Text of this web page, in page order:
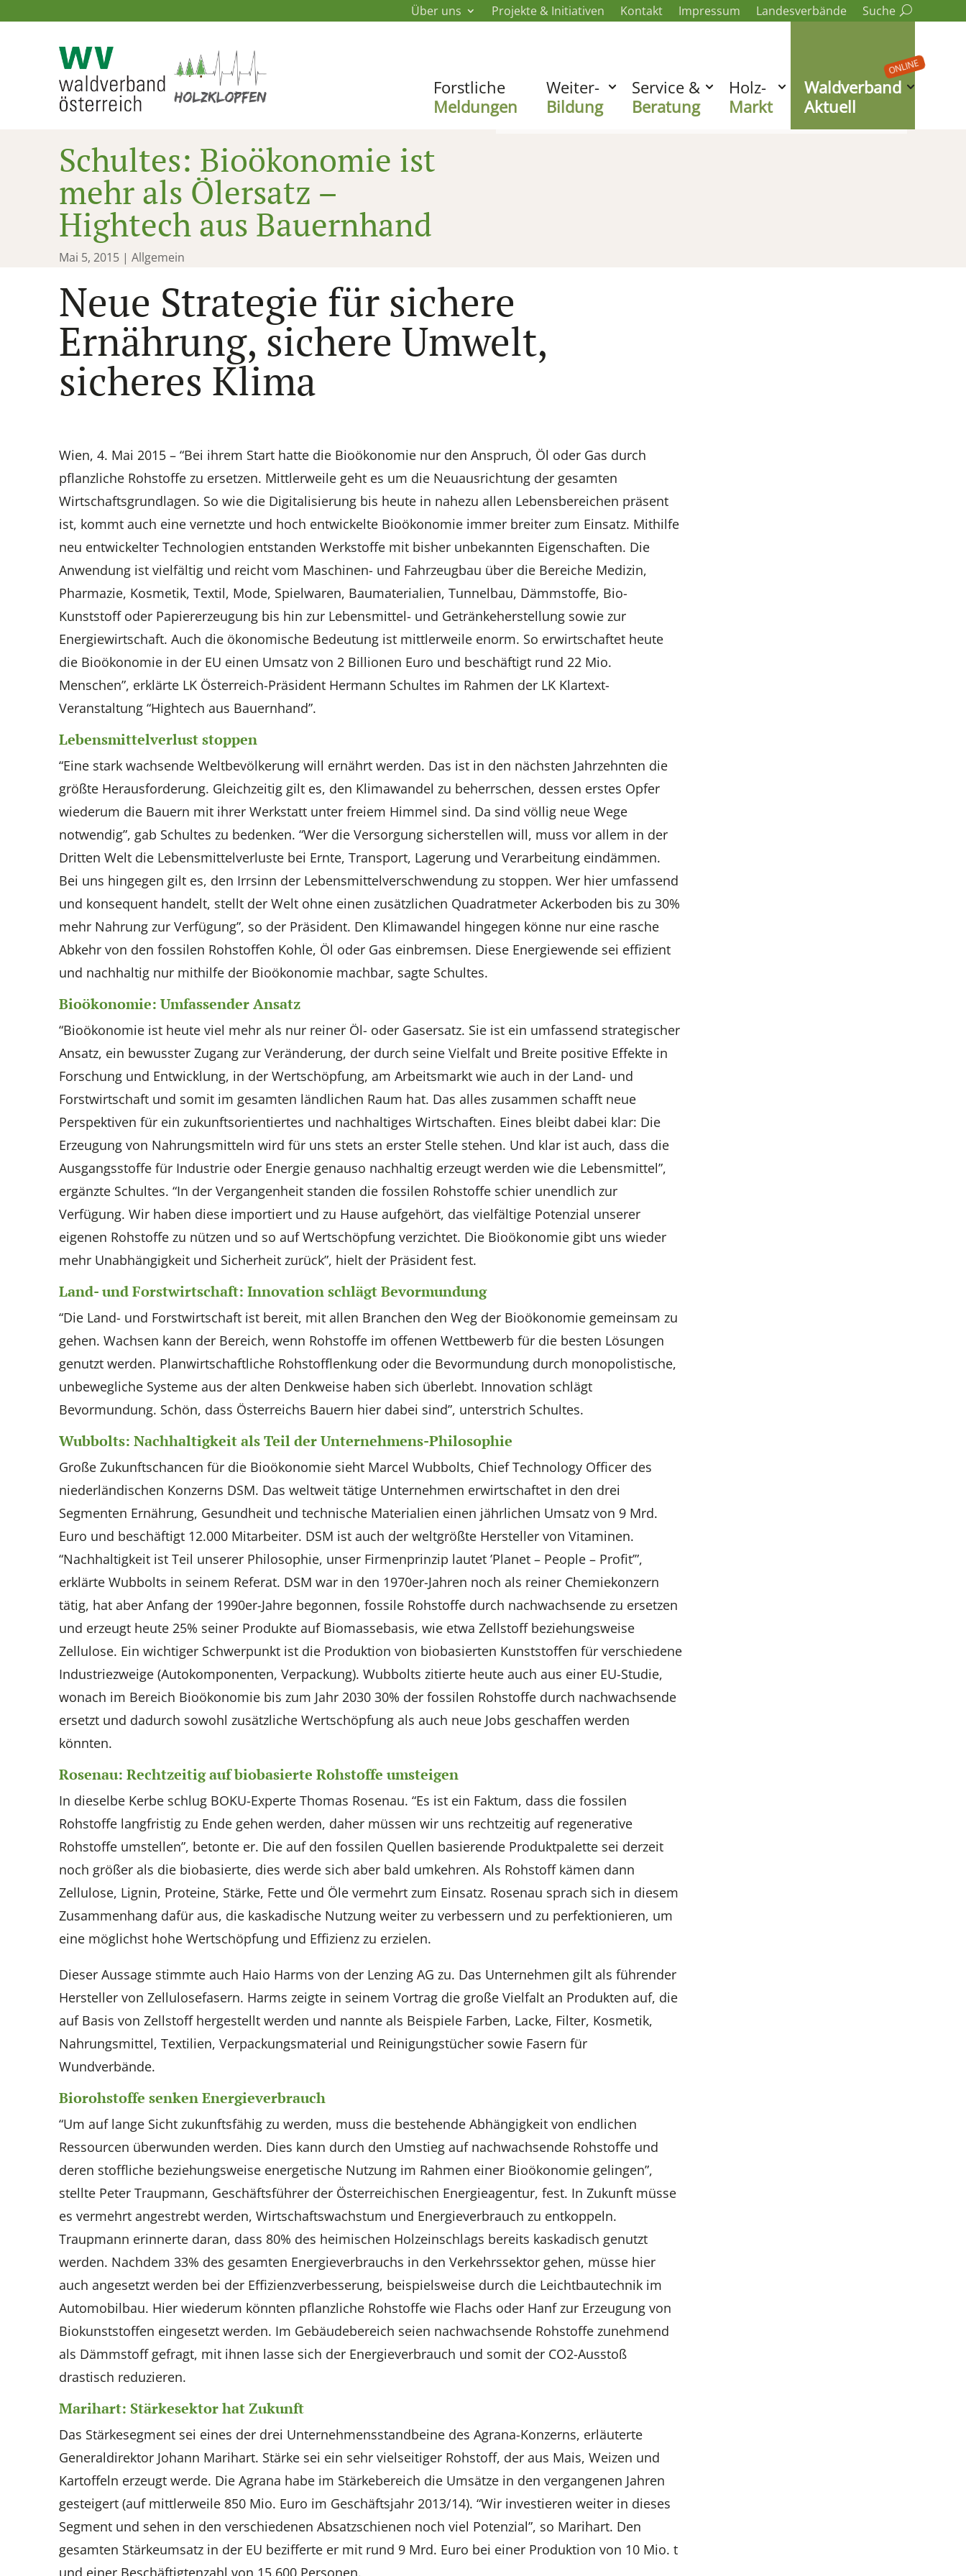
Über uns Projekte & Initiativen Kontakt Impressum Landesverbände Suche
Forstliche
Meldungen
Weiter-
Bildung
Service &
Beratung
Holz-
Markt
ONLINE
Waldverband
Aktuell
Schultes: Bioökonomie ist
mehr als Ölersatz –
Hightech aus Bauernhand
Mai 5, 2015 | Allgemein
Neue Strategie für sichere
Ernährung, sichere Umwelt,
sicheres Klima
Wien, 4. Mai 2015 – “Bei ihrem Start hatte die Bioökonomie nur den Anspruch, Öl oder Gas durch
pflanzliche Rohstoffe zu ersetzen. Mittlerweile geht es um die Neuausrichtung der gesamten
Wirtschaftsgrundlagen. So wie die Digitalisierung bis heute in nahezu allen Lebensbereichen präsent
ist, kommt auch eine vernetzte und hoch entwickelte Bioökonomie immer breiter zum Einsatz. Mithilfe
neu entwickelter Technologien entstanden Werkstoffe mit bisher unbekannten Eigenschaften. Die
Anwendung ist vielfältig und reicht vom Maschinen- und Fahrzeugbau über die Bereiche Medizin,
Pharmazie, Kosmetik, Textil, Mode, Spielwaren, Baumaterialien, Tunnelbau, Dämmstoffe, Bio-
Kunststoff oder Papiererzeugung bis hin zur Lebensmittel- und Getränkeherstellung sowie zur
Energiewirtschaft. Auch die ökonomische Bedeutung ist mittlerweile enorm. So erwirtschaftet heute
die Bioökonomie in der EU einen Umsatz von 2 Billionen Euro und beschäftigt rund 22 Mio.
Menschen”, erklärte LK Österreich-Präsident Hermann Schultes im Rahmen der LK Klartext-
Veranstaltung “Hightech aus Bauernhand”.
Lebensmittelverlust stoppen
“Eine stark wachsende Weltbevölkerung will ernährt werden. Das ist in den nächsten Jahrzehnten die
größte Herausforderung. Gleichzeitig gilt es, den Klimawandel zu beherrschen, dessen erstes Opfer
wiederum die Bauern mit ihrer Werkstatt unter freiem Himmel sind. Da sind völlig neue Wege
notwendig”, gab Schultes zu bedenken. “Wer die Versorgung sicherstellen will, muss vor allem in der
Dritten Welt die Lebensmittelverluste bei Ernte, Transport, Lagerung und Verarbeitung eindämmen.
Bei uns hingegen gilt es, den Irrsinn der Lebensmittelverschwendung zu stoppen. Wer hier umfassend
und konsequent handelt, stellt der Welt ohne einen zusätzlichen Quadratmeter Ackerboden bis zu 30%
mehr Nahrung zur Verfügung”, so der Präsident. Den Klimawandel hingegen könne nur eine rasche
Abkehr von den fossilen Rohstoffen Kohle, Öl oder Gas einbremsen. Diese Energiewende sei effizient
und nachhaltig nur mithilfe der Bioökonomie machbar, sagte Schultes.
Bioökonomie: Umfassender Ansatz
“Bioökonomie ist heute viel mehr als nur reiner Öl- oder Gasersatz. Sie ist ein umfassend strategischer
Ansatz, ein bewusster Zugang zur Veränderung, der durch seine Vielfalt und Breite positive Effekte in
Forschung und Entwicklung, in der Wertschöpfung, am Arbeitsmarkt wie auch in der Land- und
Forstwirtschaft und somit im gesamten ländlichen Raum hat. Das alles zusammen schafft neue
Perspektiven für ein zukunftsorientiertes und nachhaltiges Wirtschaften. Eines bleibt dabei klar: Die
Erzeugung von Nahrungsmitteln wird für uns stets an erster Stelle stehen. Und klar ist auch, dass die
Ausgangsstoffe für Industrie oder Energie genauso nachhaltig erzeugt werden wie die Lebensmittel”,
ergänzte Schultes. “In der Vergangenheit standen die fossilen Rohstoffe schier unendlich zur
Verfügung. Wir haben diese importiert und zu Hause aufgehört, das vielfältige Potenzial unserer
eigenen Rohstoffe zu nützen und so auf Wertschöpfung verzichtet. Die Bioökonomie gibt uns wieder
mehr Unabhängigkeit und Sicherheit zurück”, hielt der Präsident fest.
Land- und Forstwirtschaft: Innovation schlägt Bevormundung
“Die Land- und Forstwirtschaft ist bereit, mit allen Branchen den Weg der Bioökonomie gemeinsam zu
gehen. Wachsen kann der Bereich, wenn Rohstoffe im offenen Wettbewerb für die besten Lösungen
genutzt werden. Planwirtschaftliche Rohstofflenkung oder die Bevormundung durch monopolistische,
unbewegliche Systeme aus der alten Denkweise haben sich überlebt. Innovation schlägt
Bevormundung. Schön, dass Österreichs Bauern hier dabei sind”, unterstrich Schultes.
Wubbolts: Nachhaltigkeit als Teil der Unternehmens-Philosophie
Große Zukunftschancen für die Bioökonomie sieht Marcel Wubbolts, Chief Technology Officer des
niederländischen Konzerns DSM. Das weltweit tätige Unternehmen erwirtschaftet in den drei
Segmenten Ernährung, Gesundheit und technische Materialien einen jährlichen Umsatz von 9 Mrd.
Euro und beschäftigt 12.000 Mitarbeiter. DSM ist auch der weltgrößte Hersteller von Vitaminen.
“Nachhaltigkeit ist Teil unserer Philosophie, unser Firmenprinzip lautet ’Planet – People – Profit’”,
erklärte Wubbolts in seinem Referat. DSM war in den 1970er-Jahren noch als reiner Chemiekonzern
tätig, hat aber Anfang der 1990er-Jahre begonnen, fossile Rohstoffe durch nachwachsende zu ersetzen
und erzeugt heute 25% seiner Produkte auf Biomassebasis, wie etwa Zellstoff beziehungsweise
Zellulose. Ein wichtiger Schwerpunkt ist die Produktion von biobasierten Kunststoffen für verschiedene
Industriezweige (Autokomponenten, Verpackung). Wubbolts zitierte heute auch aus einer EU-Studie,
wonach im Bereich Bioökonomie bis zum Jahr 2030 30% der fossilen Rohstoffe durch nachwachsende
ersetzt und dadurch sowohl zusätzliche Wertschöpfung als auch neue Jobs geschaffen werden
könnten.
Rosenau: Rechtzeitig auf biobasierte Rohstoffe umsteigen
In dieselbe Kerbe schlug BOKU-Experte Thomas Rosenau. “Es ist ein Faktum, dass die fossilen
Rohstoffe langfristig zu Ende gehen werden, daher müssen wir uns rechtzeitig auf regenerative
Rohstoffe umstellen”, betonte er. Die auf den fossilen Quellen basierende Produktpalette sei derzeit
noch größer als die biobasierte, dies werde sich aber bald umkehren. Als Rohstoff kämen dann
Zellulose, Lignin, Proteine, Stärke, Fette und Öle vermehrt zum Einsatz. Rosenau sprach sich in diesem
Zusammenhang dafür aus, die kaskadische Nutzung weiter zu verbessern und zu perfektionieren, um
eine möglichst hohe Wertschöpfung und Effizienz zu erzielen.
Dieser Aussage stimmte auch Haio Harms von der Lenzing AG zu. Das Unternehmen gilt als führender
Hersteller von Zellulosefasern. Harms zeigte in seinem Vortrag die große Vielfalt an Produkten auf, die
auf Basis von Zellstoff hergestellt werden und nannte als Beispiele Farben, Lacke, Filter, Kosmetik,
Nahrungsmittel, Textilien, Verpackungsmaterial und Reinigungstücher sowie Fasern für
Wundverbände.
Biorohstoffe senken Energieverbrauch
“Um auf lange Sicht zukunftsfähig zu werden, muss die bestehende Abhängigkeit von endlichen
Ressourcen überwunden werden. Dies kann durch den Umstieg auf nachwachsende Rohstoffe und
deren stoffliche beziehungsweise energetische Nutzung im Rahmen einer Bioökonomie gelingen”,
stellte Peter Traupmann, Geschäftsführer der Österreichischen Energieagentur, fest. In Zukunft müsse
es vermehrt angestrebt werden, Wirtschaftswachstum und Energieverbrauch zu entkoppeln.
Traupmann erinnerte daran, dass 80% des heimischen Holzeinschlags bereits kaskadisch genutzt
werden. Nachdem 33% des gesamten Energieverbrauchs in den Verkehrssektor gehen, müsse hier
auch angesetzt werden bei der Effizienzverbesserung, beispielsweise durch die Leichtbautechnik im
Automobilbau. Hier wiederum könnten pflanzliche Rohstoffe wie Flachs oder Hanf zur Erzeugung von
Biokunststoffen eingesetzt werden. Im Gebäudebereich seien nachwachsende Rohstoffe zunehmend
als Dämmstoff gefragt, mit ihnen lasse sich der Energieverbrauch und somit der CO2-Ausstoß
drastisch reduzieren.
Marihart: Stärkesektor hat Zukunft
Das Stärkesegment sei eines der drei Unternehmensstandbeine des Agrana-Konzerns, erläuterte
Generaldirektor Johann Marihart. Stärke sei ein sehr vielseitiger Rohstoff, der aus Mais, Weizen und
Kartoffeln erzeugt werde. Die Agrana habe im Stärkebereich die Umsätze in den vergangenen Jahren
gesteigert (auf mittlerweile 850 Mio. Euro im Geschäftsjahr 2013/14). “Wir investieren weiter in dieses
Segment und sehen in den verschiedenen Absatzschienen noch viel Potenzial”, so Marihart. Den
gesamten Stärkeumsatz in der EU bezifferte er mit rund 9 Mrd. Euro bei einer Produktion von 10 Mio. t
und einer Beschäftigtenzahl von 15.600 Personen.